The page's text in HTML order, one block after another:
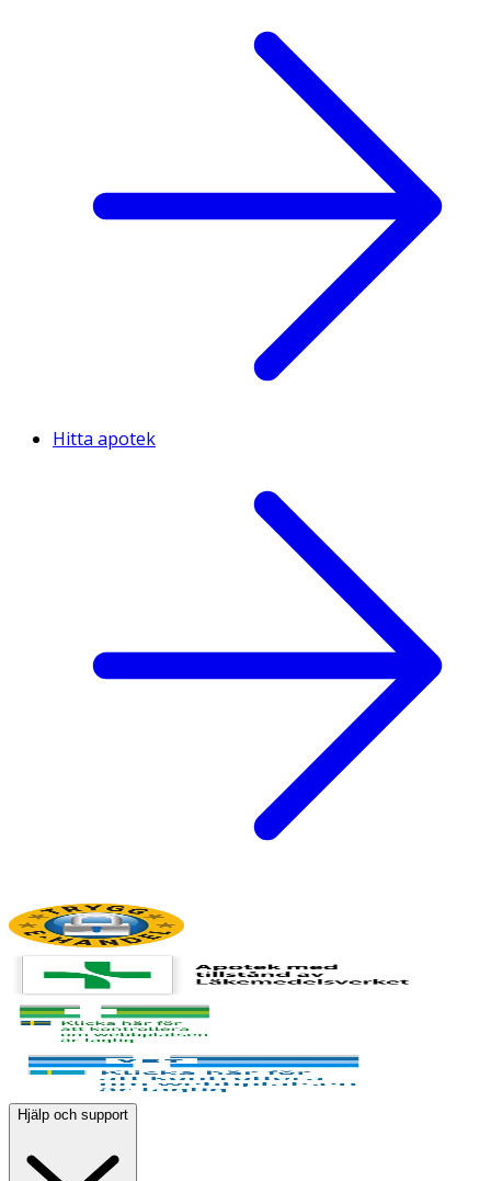
Hitta apotek
Hjälp och support